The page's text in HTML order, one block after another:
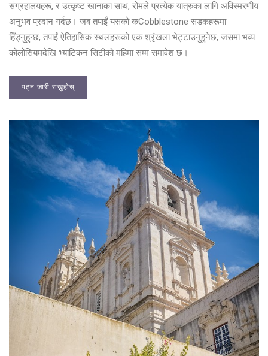
संग्रहालयहरू, र उत्कृष्ट खानाका साथ, रोमले प्रत्येक यात्रुका लागि अविस्मरणीय
अनुभव प्रदान गर्दछ। जब तपाईं यसको कCobblestone सडकहरूमा
हिँड्नुहुन्छ, तपाईं ऐतिहासिक स्थलहरूको एक श्रृंखला भेट्टाउनुहुनेछ, जसमा भव्य
कोलोसियमदेखि भ्याटिकन सिटीको महिमा सम्म समावेश छ।
पढ्न जारी राख्नुहोस्